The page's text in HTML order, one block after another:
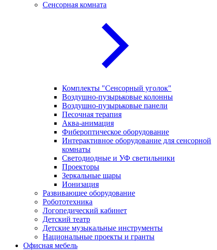
Сенсорная комната
Комплекты "Сенсорный уголок"
Воздушно-пузырьковые колонны
Воздушно-пузырьковые панели
Песочная терапия
Аква-анимация
Фибероптическое оборудование
Интерактивное оборудование для сенсорной
комнаты
Светодиодные и УФ светильники
Проекторы
Зеркальные шары
Ионизация
Развивающее оборудование
Робототехника
Логопедический кабинет
Детский театр
Детские музыкальные инструменты
Национальные проекты и гранты
Офисная мебель